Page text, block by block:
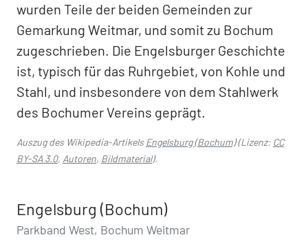
wurden Teile der beiden Gemeinden zur
Gemarkung Weitmar, und somit zu Bochum
zugeschrieben. Die Engelsburger Geschichte
ist, typisch für das Ruhrgebiet, von Kohle und
Stahl, und insbesondere von dem Stahlwerk
des Bochumer Vereins geprägt.
Auszug des Wikipedia-ArtikelsEngelsburg (Bochum)(Lizenz: CC
BY-SA 3.0, Autoren, Bildmaterial).
Engelsburg (Bochum)
Parkband West, Bochum Weitmar